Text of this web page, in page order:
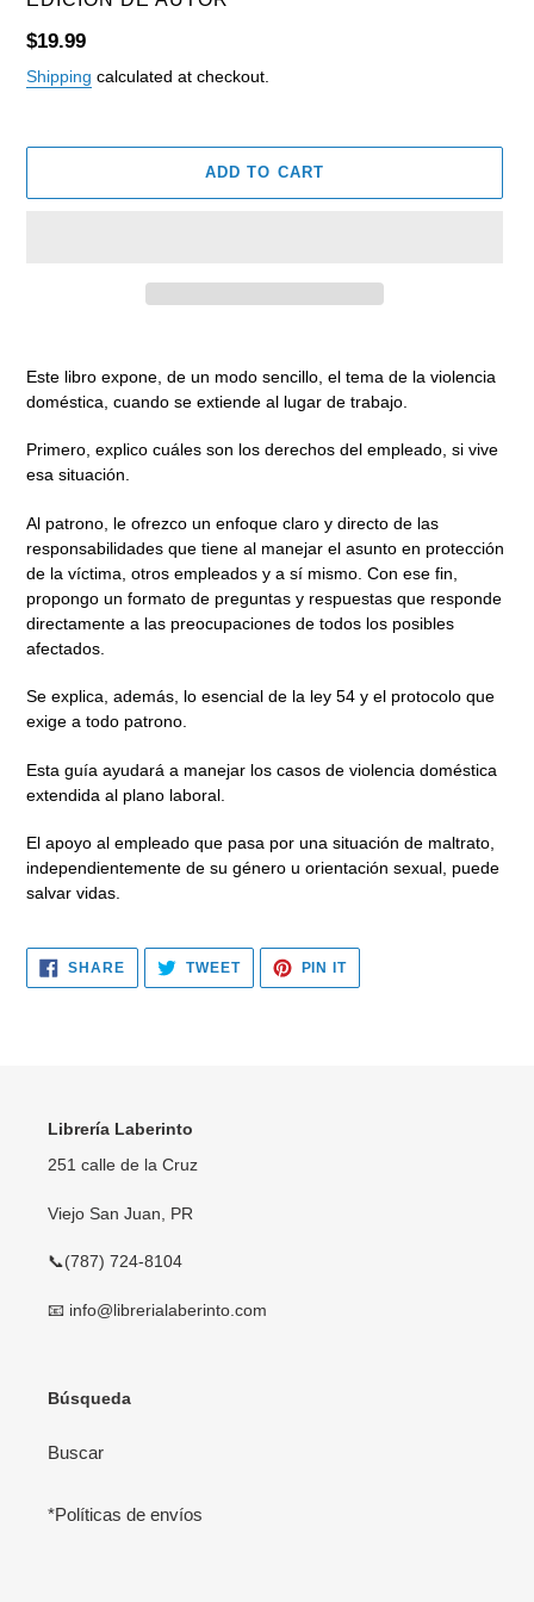
Regular
price
$19.99
Shipping calculated at checkout.
ADD TO CART
cart
Este libro expone, de un modo sencillo, el tema de la violencia
doméstica, cuando se extiende al lugar de trabajo.
Primero, explico cuáles son los derechos del empleado, si vive
esa situación.
Al patrono, le ofrezco un enfoque claro y directo de las
responsabilidades que tiene al manejar el asunto en protección
de la víctima, otros empleados y a sí mismo. Con ese fin,
propongo un formato de preguntas y respuestas que responde
directamente a las preocupaciones de todos los posibles
afectados.
Se explica, además, lo esencial de la ley 54 y el protocolo que
exige a todo patrono.
Esta guía ayudará a manejar los casos de violencia doméstica
extendida al plano laboral.
El apoyo al empleado que pasa por una situación de maltrato,
independientemente de su género u orientación sexual, puede
salvar vidas.
SHARESHARE
FACEBOOK
TWEETTWEET
TWITTER
PIN ITPIN
PINTEREST
Librería Laberinto
251 calle de la Cruz
Viejo San Juan, PR
📞(787) 724-8104
📧 info@librerialaberinto.com
Búsqueda
Buscar
*Políticas de envíos